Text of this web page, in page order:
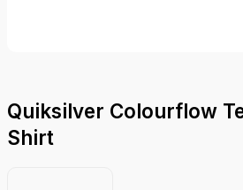
Quiksilver Colourflow
Shirt